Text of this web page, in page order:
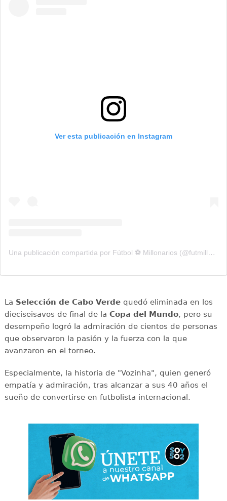
Ver esta publicación en Instagram
Una publicación compartida por Fútbol ⚽️ Millonarios (@futmillonarios)
La Selección de Cabo Verdequedó eliminada en los
dieciseisavos de final de la Copa del Mundo, pero su
desempeño logró la admiración de cientos de personas
que observaron la pasión y la fuerza con la que
avanzaron en el torneo.
Especialmente, la historia de "Vozinha", quien generó
empatía y admiración, tras alcanzar a sus 40 años el
sueño de convertirse en futbolista internacional.